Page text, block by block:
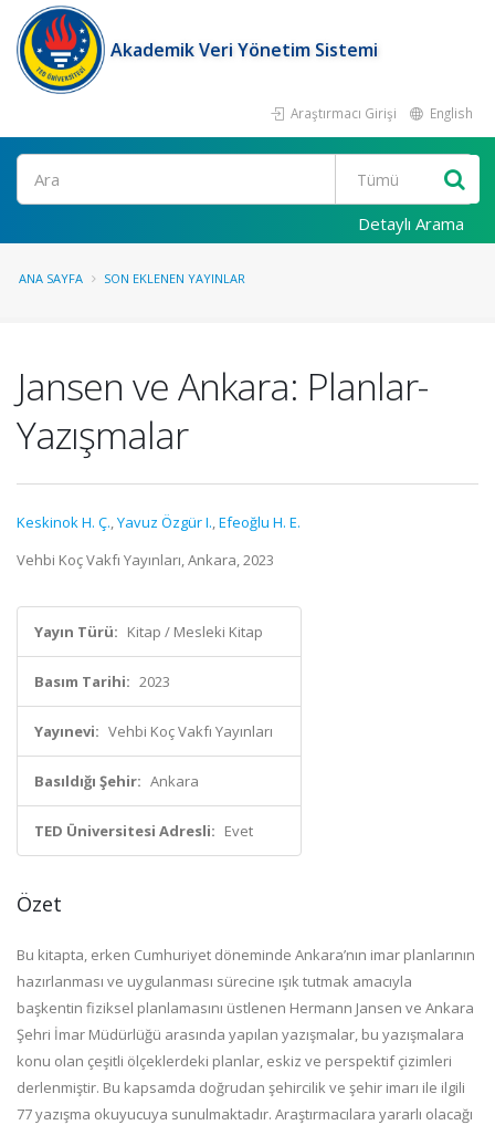
Akademik Veri Yönetim Sistemi
Araştırmacı Girişi English
Ara
Detaylı Arama
ANA SAYFA SON EKLENEN YAYINLAR
Jansen ve Ankara: Planlar-
Yazışmalar
Keskinok H. Ç.,Yavuz Özgür I.,Efeoğlu H. E.
Vehbi Koç Vakfı Yayınları, Ankara, 2023
Yayın Türü: Kitap / Mesleki Kitap
Basım Tarihi: 2023
Yayınevi: Vehbi Koç Vakfı Yayınları
Basıldığı Şehir: Ankara
TED Üniversitesi Adresli: Evet
Özet
Bu kitapta, erken Cumhuriyet döneminde Ankara’nın imar planlarının
hazırlanması ve uygulanması sürecine ışık tutmak amacıyla
başkentin fiziksel planlamasını üstlenen Hermann Jansen ve Ankara
Şehri İmar Müdürlüğü arasında yapılan yazışmalar, bu yazışmalara
konu olan çeşitli ölçeklerdeki planlar, eskiz ve perspektif çizimleri
derlenmiştir. Bu kapsamda doğrudan şehircilik ve şehir imarı ile ilgili
77 yazışma okuyucuya sunulmaktadır. Araştırmacılara yararlı olacağı